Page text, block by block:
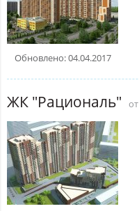
Обновлено: 04.04.2017
ЖК "Рациональ" от